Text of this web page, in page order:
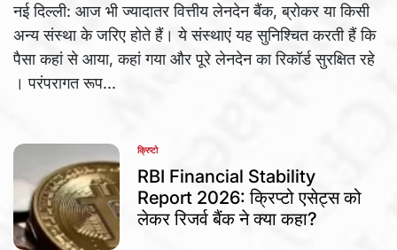
नई दिल्ली: आज भी ज्यादातर वित्तीय लेनदेन बैंक, ब्रोकर या किसी
अन्य संस्था के जरिए होते हैं। ये संस्थाएं यह सुनिश्चित करती हैं कि
पैसा कहां से आया, कहां गया और पूरे लेनदेन का रिकॉर्ड सुरक्षित रहे
। परंपरागत रूप...
POSTED
IN
क्रिप्टो
RBI Financial Stability
Report 2026: क्रिप्टो एसेट्स को
लेकर रिजर्व बैंक ने क्या कहा?